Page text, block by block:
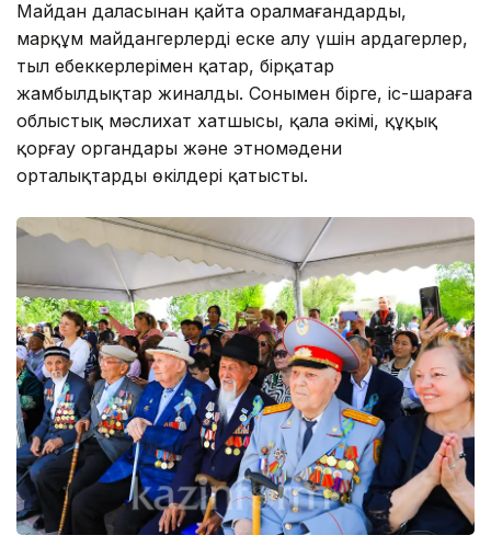
Майдан даласынан қайта оралмағандарды,
марқұм майдангерлерді еске алу үшін ардагерлер,
тыл еңбеккерлерімен қатар, бірқатар
жамбылдықтар жиналды. Сонымен бірге, іс-шараға
облыстық мәслихат хатшысы, қала әкімі, құқық
қорғау органдары және этномәдени
орталықтардың өкілдері қатысты.